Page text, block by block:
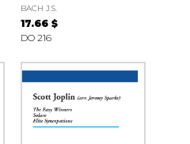
BACH J.S.
17.66 $
DO 216